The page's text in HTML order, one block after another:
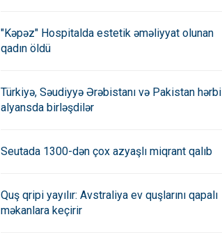
"Kəpəz" Hospitalda estetik əməliyyat olunan
qadın öldü
Türkiyə, Səudiyyə Ərəbistanı və Pakistan hərbi
alyansda birləşdilər
Seutada 1300-dən çox azyaşlı miqrant qalıb
Quş qripi yayılır: Avstraliya ev quşlarını qapalı
məkanlara keçirir